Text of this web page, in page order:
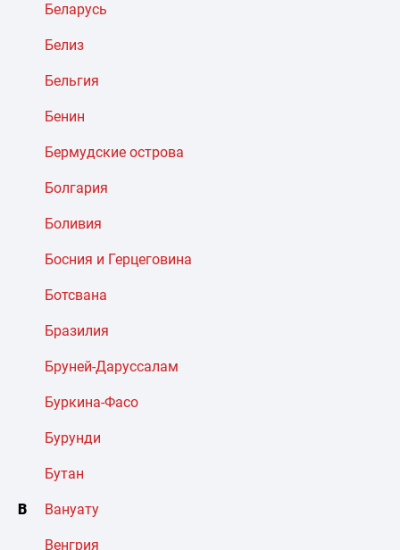
Беларусь
Белиз
Бельгия
Бенин
Бермудские острова
Болгария
Боливия
Босния и Герцеговина
Ботсвана
Бразилия
Бруней-Даруссалам
Буркина-Фасо
Бурунди
Бутан
В Вануату
Венгрия